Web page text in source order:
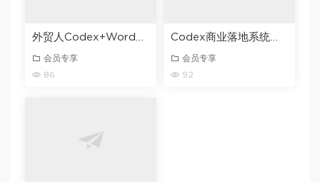
外贸人Codex+WordPress建站课，AI建站・外贸独立站・询盘承接，从0到1学会用Codex辅助建站
会员专享
86
Codex商业落地系统实战课，零基础零门槛新手小白也能学会，打造自己的AI自动化工作流+产品系统
会员专享
92